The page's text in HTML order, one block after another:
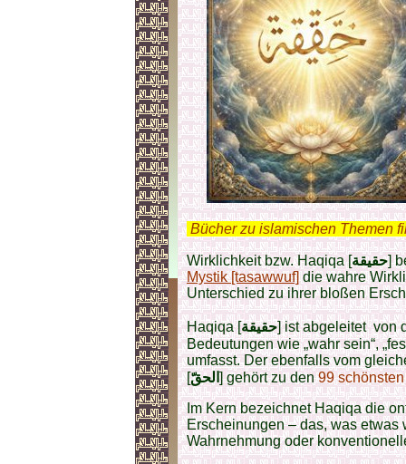
Bücher zu islamischen Themen
Wirklichkeit bzw. Haqiqa [حقيقة]
Mystik [tasawwuf]die wahre
Unterschied zu ihrer bloßen
Haqiqa [حقيقة] ist abgeleitet von
Bedeutungen wie „wahr sein“,
umfasst. Der ebenfalls vom
[الحقّ] gehört zu den99
Im Kern bezeichnet Haqiqa die
Erscheinungen – das, was
Wahrnehmung oder